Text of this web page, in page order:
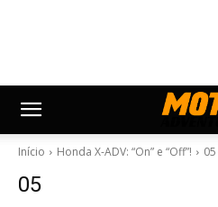
Início Honda X-ADV: “On” e “Off”! 05
05